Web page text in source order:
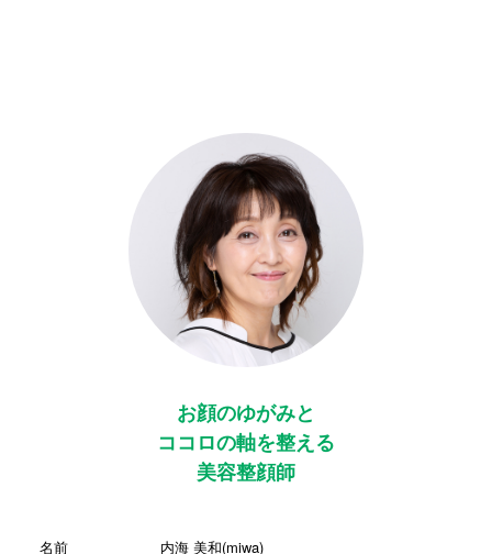
お顔のゆがみと
ココロの軸を整える
美容整顔師
名前 内海 美和(miwa)